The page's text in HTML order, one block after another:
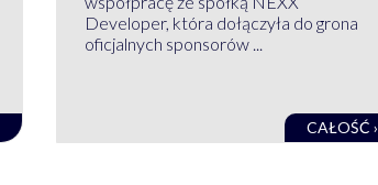
Developer, która dołączyła do grona
oficjalnych sponsorów ...
CAŁOŚĆ ›